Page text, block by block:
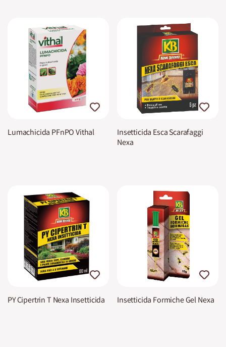
Lumachicida PFnPO Vithal
Insetticida Esca Scarafaggi
Nexa
PY Cipertrin T Nexa Insetticida Insetticida Formiche Gel Nexa